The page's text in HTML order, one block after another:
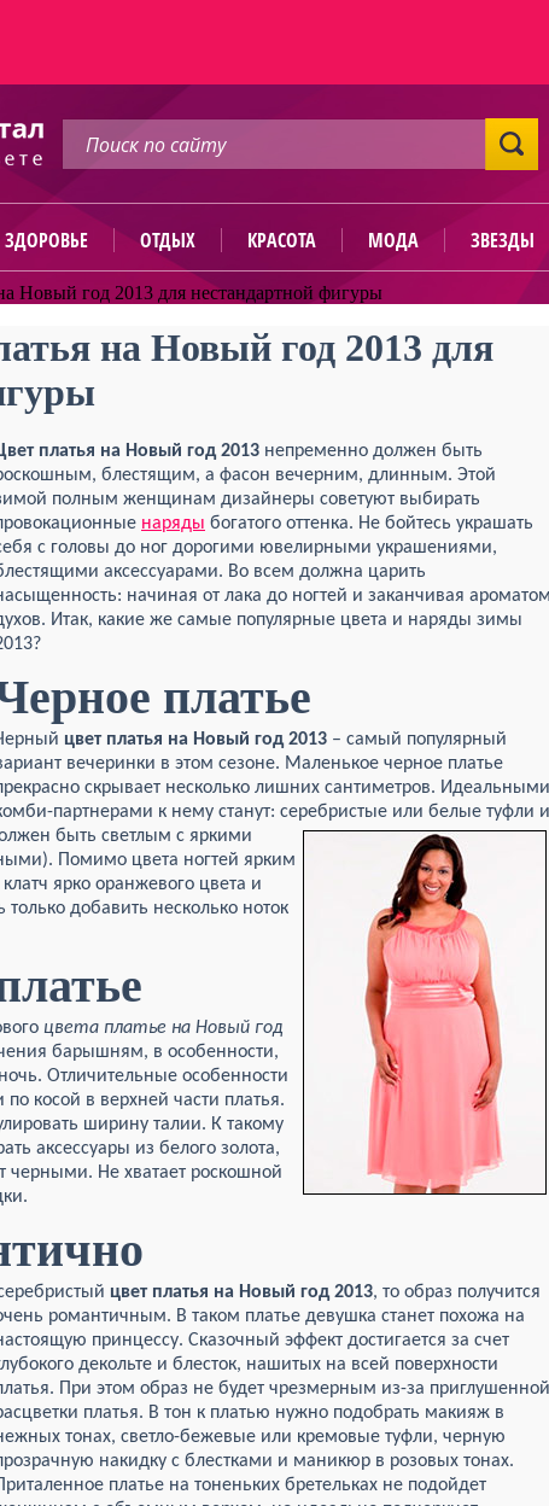
ЗДОРОВЬЕ ОТДЫХ КРАСОТА МОДА ЗВЕЗДЫ
Новый год 2013 для нестандартной фигуры
на Новый год 2013 для
платья на Новый год 2013 непременно должен быть
блестящим, а фасон вечерним, длинным. Этой
полным женщинам дизайнеры советуют выбирать
наряды богатого оттенка. Не бойтесь украшать
с головы до ног дорогими ювелирными украшениями,
аксессуарами. Во всем должна царить
начиная от лака до ногтей и заканчивая
Итак, какие же самые популярные цвета и наряды зимы
платье
цвет платья на Новый год 2013 – самый популярный
вечеринки в этом сезоне. Маленькое черное платье
скрывает несколько лишних сантиметров. Идеальными
партнерами к нему станут: серебристые или белые туфли и
быть светлым с яркими
Помимо цвета ногтей ярким
ярко оранжевого цвета и
добавить несколько ноток
цвета платье на Новый год
барышням, в особенности,
Отличительные особенности
косой в верхней части платья.
ширину талии. К такому
аксессуары из белого золота,
черными. Не хватает роскошной
цвет платья на Новый год2013, то образ получится
романтичным. В таком платье девушка станет похожа на
принцессу. Сказочный эффект достигается за счет
декольте и блесток, нашитых на всей поверхности
При этом образ не будет чрезмерным из-за приглушенной
платья. В тон к платью нужно подобрать макияж в
тонах, светло-бежевые или кремовые туфли, черную
накидку с блестками и маникюр в розовых тонах.
Приталенное платье на тоненьких бретельках не подойдет